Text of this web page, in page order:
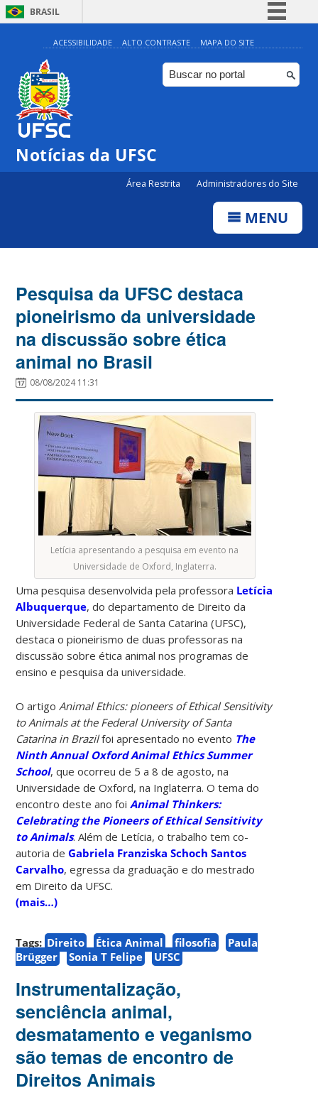
BRASIL
Simplifique!
Comunica BR
Participe
ACESSIBILIDADE ALTO CONTRASTE MAPA DO SITE
Notícias da UFSC
Área Restrita Administradores do Site
MENU
Pesquisa da UFSC destaca
pioneirismo da universidade
na discussão sobre ética
animal no Brasil
08/08/2024 11:31
Letícia apresentando a pesquisa em evento na
Universidade de Oxford, Inglaterra.
Uma pesquisa desenvolvida pela professora Letícia
Albuquerque, do departamento de Direito da
Universidade Federal de Santa Catarina (UFSC),
destaca o pioneirismo de duas professoras na
discussão sobre ética animal nos programas de
ensino e pesquisa da universidade.
O artigo Animal Ethics: pioneers of Ethical Sensitivity
to Animals at the Federal University of Santa
Catarina in Brazilfoi apresentado no evento The
Ninth Annual Oxford Animal Ethics Summer
School, que ocorreu de 5 a 8 de agosto, na
Universidade de Oxford, na Inglaterra. O tema do
encontro deste ano foiAnimal Thinkers:
Celebrating the Pioneers of Ethical Sensitivity
to Animals. Além de Letícia, o trabalho tem co-
autoria deGabriela Franziska Schoch Santos
Carvalho, egressa da graduação e do mestrado
em Direito da UFSC.
(mais…)
Tags: Direito Ética Animal filosofia
Paula
Brügger
Sonia T Felipe UFSC
Instrumentalização,
senciência animal,
desmatamento e veganismo
são temas de encontro de
Direitos Animais